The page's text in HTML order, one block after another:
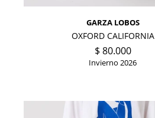
GARZA LOBOS
OXFORD CALIFORNIA
$ 80.000
Invierno 2026